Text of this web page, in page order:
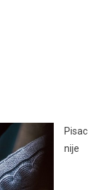
Pisac
nije